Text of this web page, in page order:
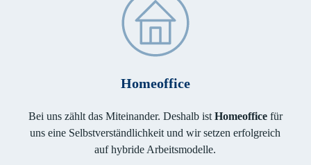
Homeoffice
Bei uns zählt das Miteinander. Deshalb ist Homeoffice für
uns eine Selbstverständlichkeit und wir setzen erfolgreich
auf hybride Arbeitsmodelle.